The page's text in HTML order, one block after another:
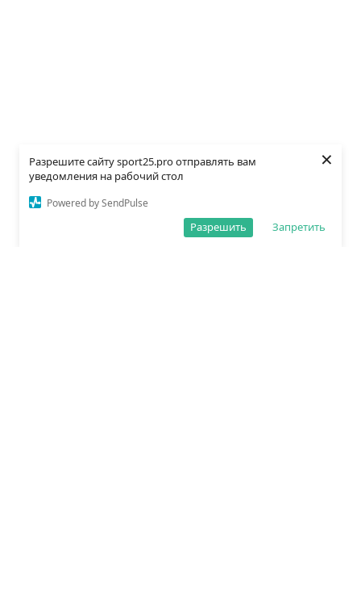
Разрешите сайту sport25.pro отправлять вам
уведомления на рабочий стол
Powered by SendPulse
Запретить
Разрешить
×